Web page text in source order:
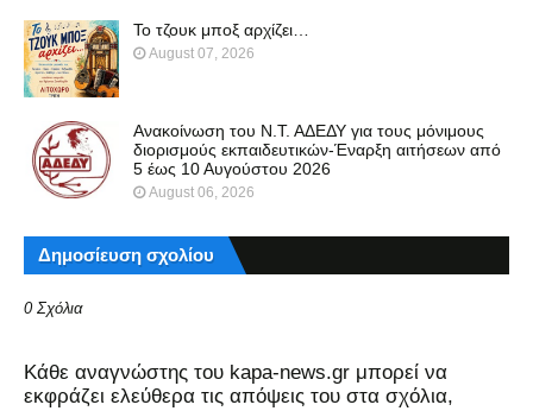
Το τζουκ μπoξ αρχίζει…
August 07, 2026
Ανακοίνωση του Ν.Τ. ΑΔΕΔΥ για τους μόνιμους
διορισμούς εκπαιδευτικών-Έναρξη αιτήσεων από
5 έως 10 Αυγούστου 2026
August 06, 2026
Δημοσίευση σχολίου
0 Σχόλια
Kάθε αναγνώστης του kapa-news.gr μπορεί να
εκφράζει ελεύθερα τις απόψεις του στα σχόλια,